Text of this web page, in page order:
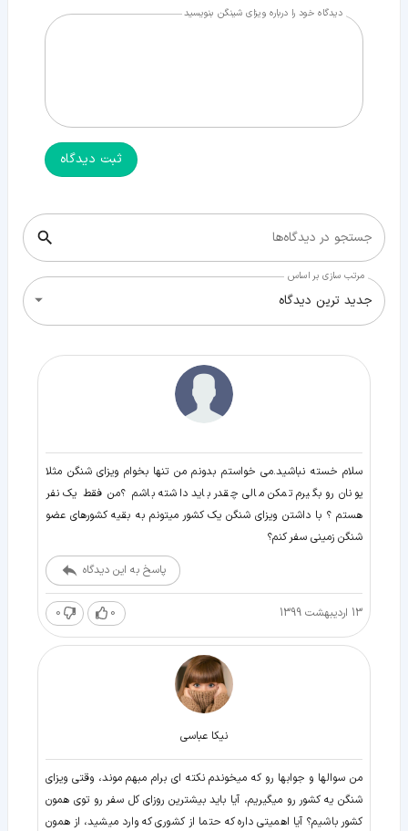
دیدگاه خود را درباره ویزای شینگن بنویسید
ثبت دیدگاه
جستجو در دیدگاه‌ها
مرتب سازی بر اساس
جدید ترین دیدگاه
سلام خسته نباشید.می خواستم بدونم من تنها بخوام ویزای شنگن مثلا
یونان رو بگیرم تمکن مالی چقدر باید داشته باشم ؟من فقط یک نفر
هستم ؟ با داشتن ویزای شنگن یک کشور میتونم به بقیه کشورهای عضو
شنگن زمینی سفر کنم؟
پاسخ به این دیدگاه
13 اردیبهشت 1399 0
0
نيكا عباسى
من سوالها و جوابها رو که میخوندم نکته ای برام مبهم موند، وقتی ویزای
شنگن یه کشور رو میگیریم، آیا باید بیشترین روزای کل سفر رو توی همون
کشور باشیم؟ آیا اهمیتی داره که حتما از کشوری که وارد میشید، از همون